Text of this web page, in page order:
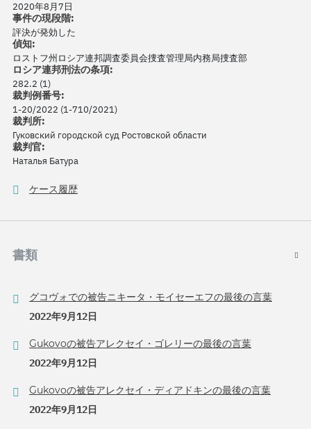
2020年8月7日
事件の現段階:
評決が発効した
偵知:
ロストフ州ロシア連邦調査委員会捜査管理局内務局捜査部
ロシア連邦刑法の条項:
282.2 (1)
裁判例番号:
1-20/2022 (1-710/2021)
裁判所:
Гуковский городской суд Ростовской области
裁判官:
Наталья Батура
ケース履歴
書類
グコヴォでの被告ニキータ・モイセーエフの最後の言葉
2022年9月12日
Gukovoの被告アレクセイ・ゴレリーの最後の言葉
2022年9月12日
Gukovoの被告アレクセイ・ディアドキンの最後の言葉
2022年9月12日